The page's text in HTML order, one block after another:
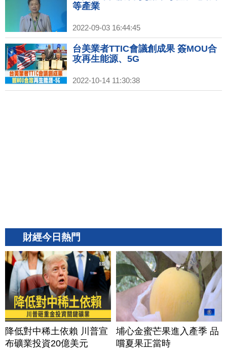
等產業
2022-09-03 16:44:45
台美業者TTIC會議創成果 簽MOU合
攻再生能源、5G
2022-10-14 11:30:38
財經今日熱門
降低對中稀土依賴 川普宣
布礦業投資20億美元
埔心金蜜芒果進入產季 品
嚐夏果正當時